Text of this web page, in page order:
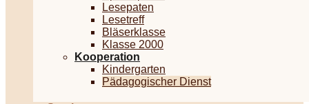
Lesepaten
Lesetreff
Bläserklasse
Klasse 2000
Kooperation
Kindergarten
Pädagogischer Dienst